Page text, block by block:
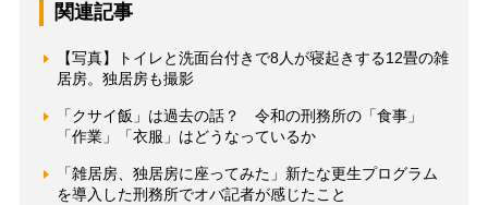
関連記事
【写真】トイレと洗面台付きで8人が寝起きする12畳の雑
居房。独居房も撮影
「クサイ飯」は過去の話？ 令和の刑務所の「食事」
「作業」「衣服」はどうなっているか
「雑居房、独居房に座ってみた」新たな更生プログラム
を導入した刑務所でオバ記者が感じたこと